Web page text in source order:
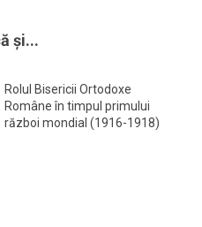
și...
Rolul Bisericii Ortodoxe
Române în timpul primului
război mondial (1916-1918)